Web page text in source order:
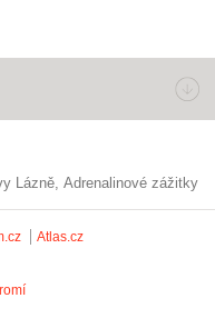
Lázně adrenalinové zážitky
Atlas.cz